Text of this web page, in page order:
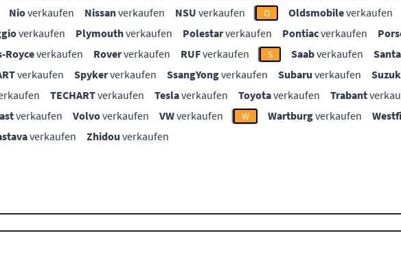
Nioverkaufen Nissanverkaufen NSU verkaufen O Oldsmobileverkaufen
verkaufen Plymouthverkaufen Polestarverkaufen Pontiacverkaufen
Royceverkaufen Roververkaufen RUFverkaufen S Saabverkaufen
verkaufen Spykerverkaufen SsangYongverkaufen Subaru verkaufen
TECHARTverkaufen Teslaverkaufen Toyotaverkaufen Trabant
verkaufen Volvoverkaufen VWverkaufen W Wartburgverkaufen
verkaufen Zhidou verkaufen